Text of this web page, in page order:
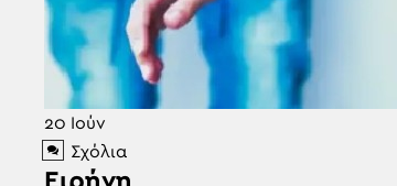
20 Ιούν
Σχόλια